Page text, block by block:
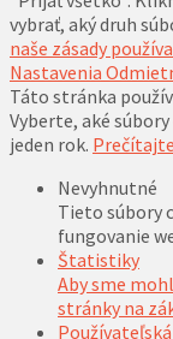
vybrať, aký druh
naše zásady
Nastavenia
Táto stránka
Vyberte, aké
jeden rok.
Nevyhnutné
Tieto súbory
fungovanie
Štatistiky
Aby sme
stránky na